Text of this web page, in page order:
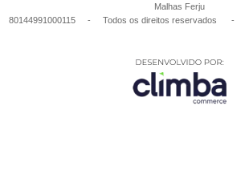
Malhas Ferju
80144991000115 - Todos os direitos reservados
-